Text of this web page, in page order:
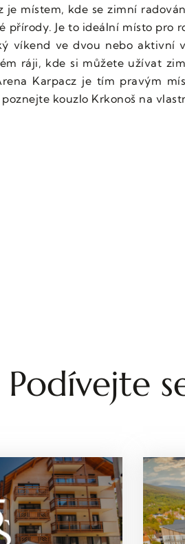
je místem, kde se zimní
přírody. Je to ideální místo pro
víkend ve dvou nebo aktivní
ráji, kde si můžete užívat
Karpacz je tím pravým
kouzlo Krkonoš na
Podívejte